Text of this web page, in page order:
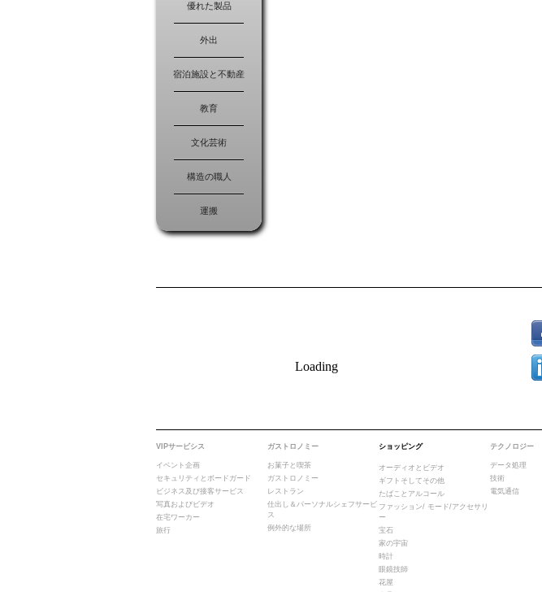
優れた製品
外出
宿泊施設と不動産
教育
文化芸術
構造の職人
運搬
Loading
VIPサービシス
イベント企画
セキュリティとボードガード
ビジネス及び接客サービス
写真およびビデオ
在宅ワーカー
旅行
ガストロノミー
お菓子と喫茶
ガストロノミー
レストラン
仕出し＆パーソナルシェフサービ
ス
例外的な場所
ショッピング
オーディオとビデオ
ギフトそしてその他
たばことアルコール
ファッション/ モード/アクセサリ
ー
宝石
家の宇宙
時計
眼鏡技師
花屋
テクノロジー
データ処理
技術
電気通信